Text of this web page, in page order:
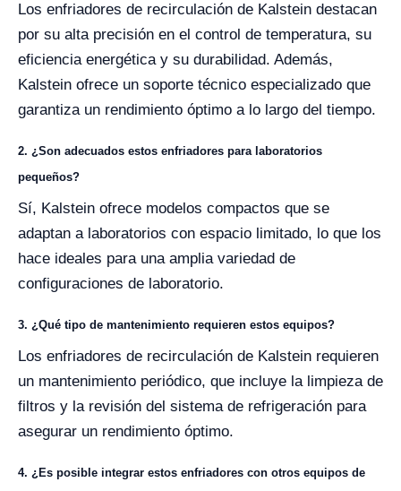
Los enfriadores de recirculación de Kalstein destacan
por su alta precisión en el control de temperatura, su
eficiencia energética y su durabilidad. Además,
Kalstein ofrece un soporte técnico especializado que
garantiza un rendimiento óptimo a lo largo del tiempo.
2. ¿Son adecuados estos enfriadores para laboratorios
pequeños?
Sí, Kalstein ofrece modelos compactos que se
adaptan a laboratorios con espacio limitado, lo que los
hace ideales para una amplia variedad de
configuraciones de laboratorio.
3. ¿Qué tipo de mantenimiento requieren estos equipos?
Los enfriadores de recirculación de Kalstein requieren
un mantenimiento periódico, que incluye la limpieza de
filtros y la revisión del sistema de refrigeración para
asegurar un rendimiento óptimo.
4. ¿Es posible integrar estos enfriadores con otros equipos de